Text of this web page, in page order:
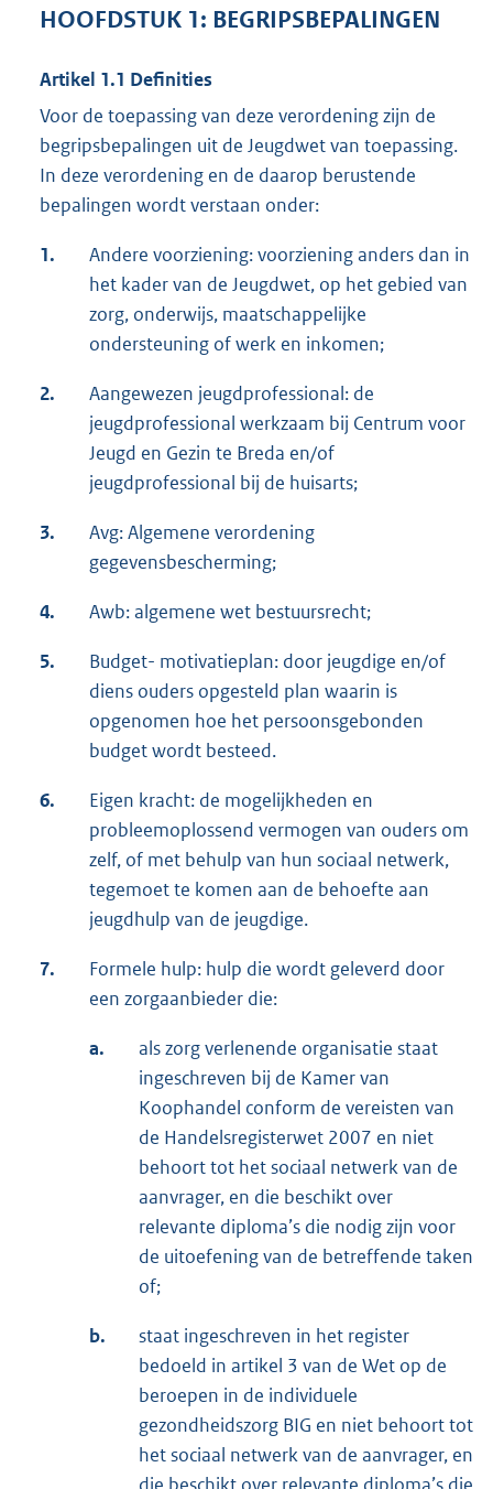
HOOFDSTUK 1: BEGRIPSBEPALINGEN
Artikel 1.1 Definities
Voor de toepassing van deze verordening zijn de
begripsbepalingen uit de Jeugdwet van toepassing.
In deze verordening en de daarop berustende
bepalingen wordt verstaan onder:
1.
Andere voorziening: voorziening anders dan in
het kader van de Jeugdwet, op het gebied van
zorg, onderwijs, maatschappelijke
ondersteuning of werk en inkomen;
2.
Aangewezen jeugdprofessional: de
jeugdprofessional werkzaam bij Centrum voor
Jeugd en Gezin te Breda en/of
jeugdprofessional bij de huisarts;
3.
Avg: Algemene verordening
gegevensbescherming;
4. Awb: algemene wet bestuursrecht;
5.
Budget- motivatieplan: door jeugdige en/of
diens ouders opgesteld plan waarin is
opgenomen hoe het persoonsgebonden
budget wordt besteed.
6.
Eigen kracht: de mogelijkheden en
probleemoplossend vermogen van ouders om
zelf, of met behulp van hun sociaal netwerk,
tegemoet te komen aan de behoefte aan
jeugdhulp van de jeugdige.
7.
Formele hulp: hulp die wordt geleverd door
een zorgaanbieder die:
a.
als zorg verlenende organisatie staat
ingeschreven bij de Kamer van
Koophandel conform de vereisten van
de Handelsregisterwet 2007 en niet
behoort tot het sociaal netwerk van de
aanvrager, en die beschikt over
relevante diploma’s die nodig zijn voor
de uitoefening van de betreffende taken
of;
b.
staat ingeschreven in het register
bedoeld in artikel 3 van de Wet op de
beroepen in de individuele
gezondheidszorg BIG en niet behoort tot
het sociaal netwerk van de aanvrager, en